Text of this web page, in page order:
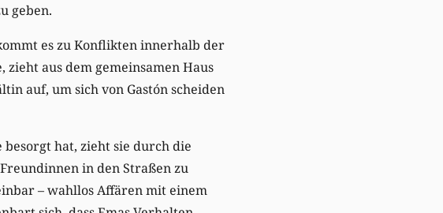
geben.
es zu Konflikten innerhalb der
aus dem gemeinsamen Haus
auf, um sich von Gastón scheiden
hat, zieht sie durch die
in den Straßen zu
– wahllos Affären mit einem